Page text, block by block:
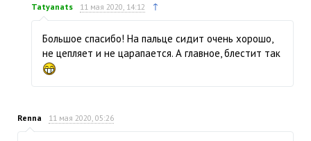
Tatyanats 11 мая 2020, 14:12 ↑
Большое спасибо! На пальце сидит очень хорошо,
не цепляет и не царапается. А главное, блестит так
Renna 11 мая 2020, 05:26